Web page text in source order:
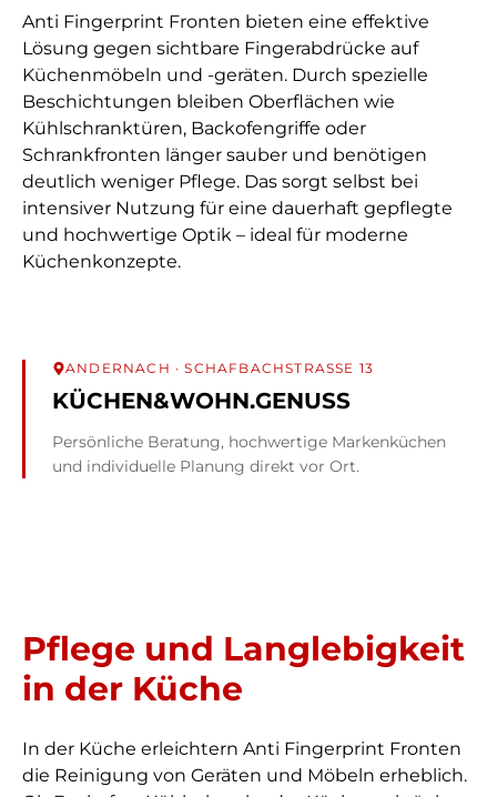
Anti Fingerprint Fronten bieten eine effektive
Lösung gegen sichtbare Fingerabdrücke auf
Küchenmöbeln und -geräten. Durch spezielle
Beschichtungen bleiben Oberflächen wie
Kühlschranktüren, Backofengriffe oder
Schrankfronten länger sauber und benötigen
deutlich weniger Pflege. Das sorgt selbst bei
intensiver Nutzung für eine dauerhaft gepflegte
und hochwertige Optik – ideal für moderne
Küchenkonzepte.
ANDERNACH · SCHAFBACHSTRASSE 13
KÜCHEN&WOHN.GENUSS
Persönliche Beratung, hochwertige Markenküchen
und individuelle Planung direkt vor Ort.
Pflege und Langlebigkeit
in der Küche
In der Küche erleichtern Anti Fingerprint Fronten
die Reinigung von Geräten und Möbeln erheblich.